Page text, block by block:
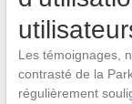
Les témoignages,
contrasté de la
régulièrement